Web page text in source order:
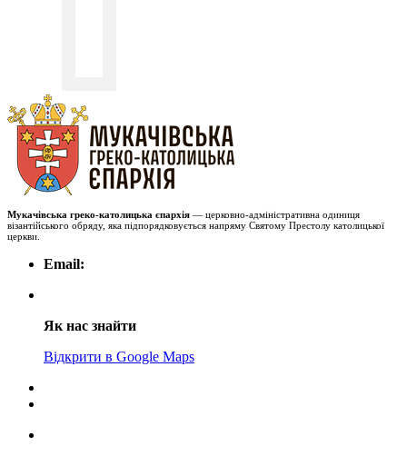
Мукачівська греко-католицька єпархія — церковно-адміністративна одиниця
візантійського обряду, яка підпорядковується напряму Святому Престолу католицької
церкви.
Email:
Як нас знайти
Відкрити в Google Maps